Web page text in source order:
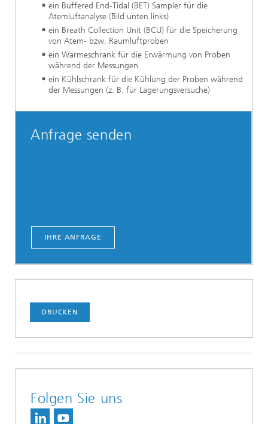
ein Buffered End-Tidal (BET) Sampler für die
Atemluftanalyse (Bild unten links)
ein Breath Collection Unit (BCU) für die Speicherung
von Atem- bzw. Raumluftproben
ein Wärmeschrank für die Erwärmung von Proben
während der Messungen
ein Kühlschrank für die Kühlung der Proben während
der Messungen (z. B. für Lagerungsversuche)
Anfrage senden
IHRE ANFRAGE
DRUCKEN
Folgen Sie uns